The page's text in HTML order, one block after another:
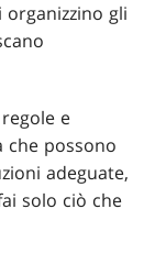
organizzino gli
e
possono
adeguate,
solo ciò che